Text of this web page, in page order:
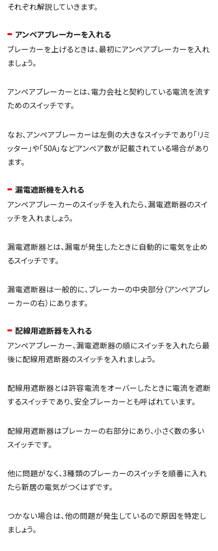
それぞれ解説していきます。
アンペアブレーカーを入れる
ブレーカーを上げるときは、最初にアンペアブレーカーを入れ
ましょう。
アンペアブレーカーとは、電力会社と契約している電流を流す
ためのスイッチです。
なお、アンペアブレーカーは左側の大きなスイッチであり「リミ
ッター」や「50A」などアンペア数が記載されている場合があり
ます。
漏電遮断機を入れる
アンペアブレーカーのスイッチを入れたら、漏電遮断器のスイ
ッチを入れましょう。
漏電遮断器とは、漏電が発生したときに自動的に電気を止め
るスイッチです。
漏電遮断器は一般的に、ブレーカーの中央部分（アンペアブレ
ーカーの右）にあります。
配線用遮断器を入れる
アンペアブレーカー、漏電遮断器の順にスイッチを入れたら最
後に配線用遮断器のスイッチを入れましょう。
配線用遮断器とは許容電流をオーバーしたときに電流を遮断
するスイッチであり、安全ブレーカーとも呼ばれています。
配線用遮断器はブレーカーの右部分にあり、小さく数の多い
スイッチです。
他に問題がなく、3種類のブレーカーのスイッチを順番に入れ
たら新居の電気がつくはずです。
つかない場合は、他の問題が発生しているので原因を特定し
ましょう。